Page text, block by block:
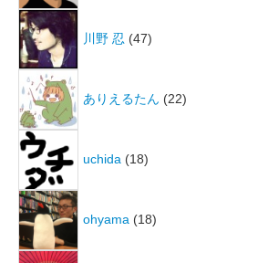
川野 忍 (47)
ありえるたん (22)
uchida (18)
ohyama (18)